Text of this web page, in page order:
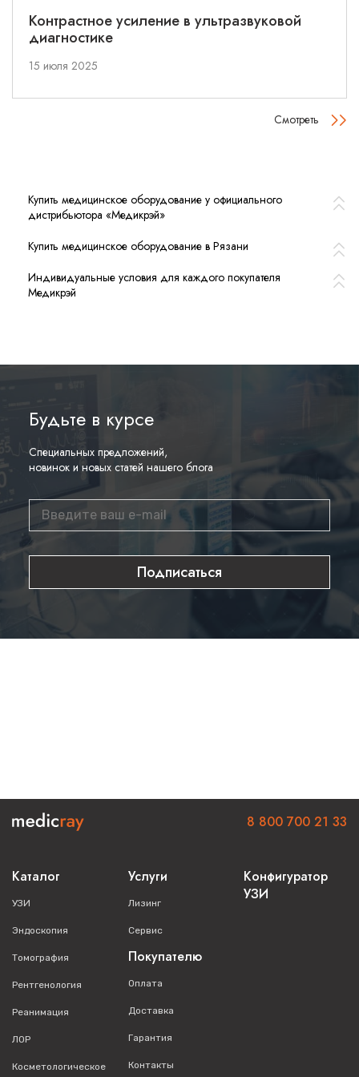
Контрастное усиление в ультразвуковой
диагностике
15 июля 2025
Смотреть
Купить медицинское оборудование у официального
дистрибьютора «Медикрэй»
Купить медицинское оборудование в Рязани
Индивидуальные условия для каждого покупателя
Медикрэй
Будьте в курсе
Специальных предложений,
новинок и новых статей нашего блога
Подписаться
Каталог
УЗИ
Эндоскопия
Томография
Рентгенология
Реанимация
ЛОР
Косметологическое
Услуги
Лизинг
Сервис
Покупателю
Оплата
Доставка
Гарантия
Контакты
Конфигуратор
УЗИ
8 800 700 21 33